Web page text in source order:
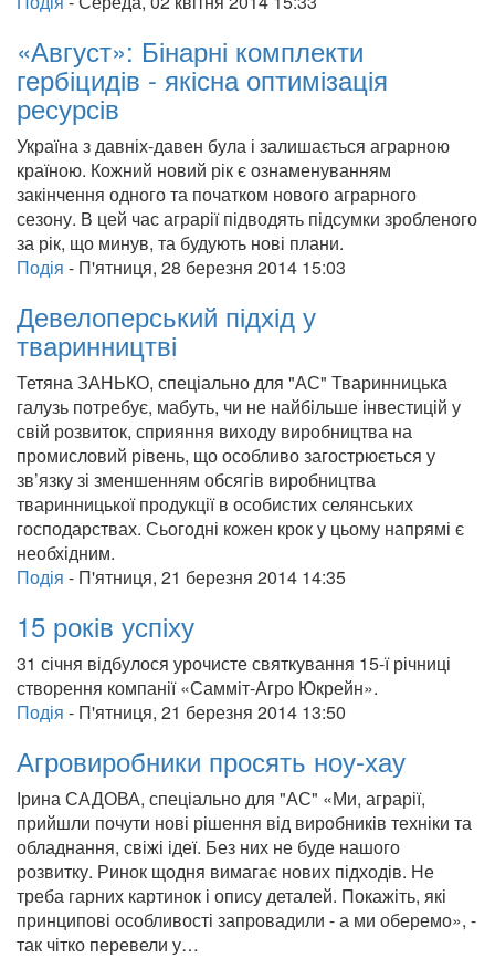
«Август»: Бінарні комплекти
гербіцидів - якісна оптимізація
ресурсів
Україна з давніх-давен була і залишається аграрною
країною. Кожний новий рік є ознаменуванням
закінчення одного та початком нового аграрного
сезону. В цей час аграрії підводять підсумки зробленого
за рік, що минув, та будують нові плани.
Подія - П'ятниця, 28 березня 2014 15:03
Девелоперський підхід у
тваринництві
Тетяна ЗАНЬКО, спеціально для "АС" Тваринницька
галузь потребує, мабуть, чи не найбільше інвестицій у
свій розвиток, сприяння виходу виробництва на
промисловий рівень, що особливо загострюється у
зв’язку зі зменшенням обсягів виробництва
тваринницької продукції в особистих селянських
господарствах. Сьогодні кожен крок у цьому напрямі є
необхідним.
Подія - П'ятниця, 21 березня 2014 14:35
15 років успіху
31 січня відбулося урочисте святкування 15-ї річниці
створення компанії «Самміт-Агро Юкрейн».
Подія - П'ятниця, 21 березня 2014 13:50
Агровиробники просять ноу-хау
Ірина САДОВА, спеціально для "АС" «Ми, аграрії,
прийшли почути нові рішення від виробників техніки та
обладнання, свіжі ідеї. Без них не буде нашого
розвитку. Ринок щодня вимагає нових підходів. Не
треба гарних картинок і опису деталей. Покажіть, які
принципові особливості запровадили - а ми оберемо», -
так чітко перевели у…